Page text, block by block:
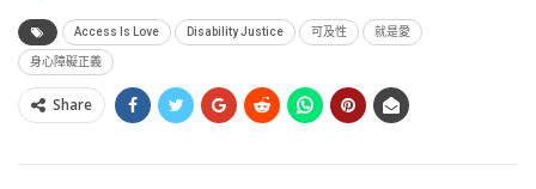
Access Is Love Disability Justice 可及性 就是愛
身心障礙正義
Share